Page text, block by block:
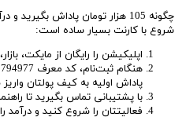
چگونه 105 هزار تومان پاداش بگیرید و درآمد میلیونی داشته باشید؟
شروع با کارنت بسیار ساده است:
اپلیکیشن را رایگان از مایکت،
پاداش اولیه به کیف پولتان
با پشتیبانی تماس بگیرید تا
فعالیتتان را شروع کنید و درآمد